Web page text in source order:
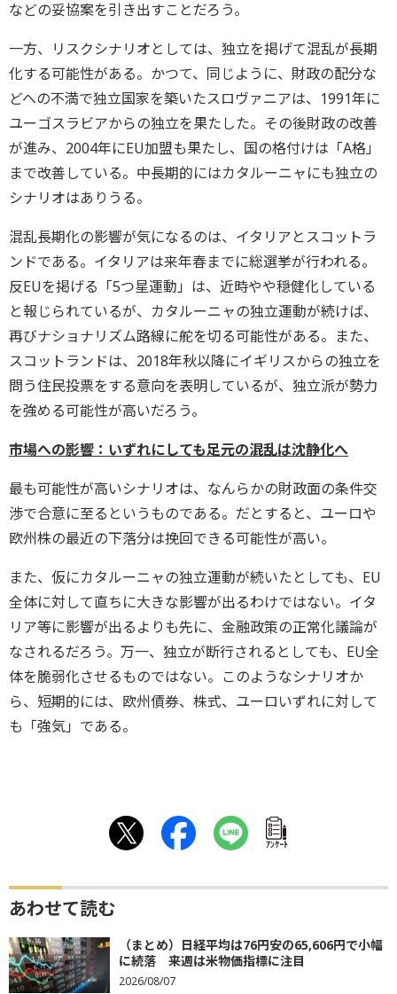
などの妥協案を引き出すことだろう。
一方、リスクシナリオとしては、独立を掲げて混乱が長期
化する可能性がある。かつて、同じように、財政の配分な
どへの不満で独立国家を築いたスロヴァニアは、1991年に
ユーゴスラビアからの独立を果たした。その後財政の改善
が進み、2004年にEU加盟も果たし、国の格付けは「A格」
まで改善している。中長期的にはカタルーニャにも独立の
シナリオはありうる。
混乱長期化の影響が気になるのは、イタリアとスコットラ
ンドである。イタリアは来年春までに総選挙が行われる。
反EUを掲げる「5つ星運動」は、近時やや穏健化している
と報じられているが、カタルーニャの独立運動が続けば、
再びナショナリズム路線に舵を切る可能性がある。また、
スコットランドは、2018年秋以降にイギリスからの独立を
問う住民投票をする意向を表明しているが、独立派が勢力
を強める可能性が高いだろう。
市場への影響：いずれにしても足元の混乱は沈静化へ
最も可能性が高いシナリオは、なんらかの財政面の条件交
渉で合意に至るというものである。だとすると、ユーロや
欧州株の最近の下落分は挽回できる可能性が高い。
また、仮にカタルーニャの独立運動が続いたとしても、EU
全体に対して直ちに大きな影響が出るわけではない。イタ
リア等に影響が出るよりも先に、金融政策の正常化議論が
なされるだろう。万一、独立が断行されるとしても、EU全
体を脆弱化させるものではない。このようなシナリオか
ら、短期的には、欧州債券、株式、ユーロいずれに対して
も「強気」である。
ｱﾝｹｰﾄ
あわせて読む
（まとめ）日経平均は76円安の65,606円で小幅
に続落 来週は米物価指標に注目
2026/08/07